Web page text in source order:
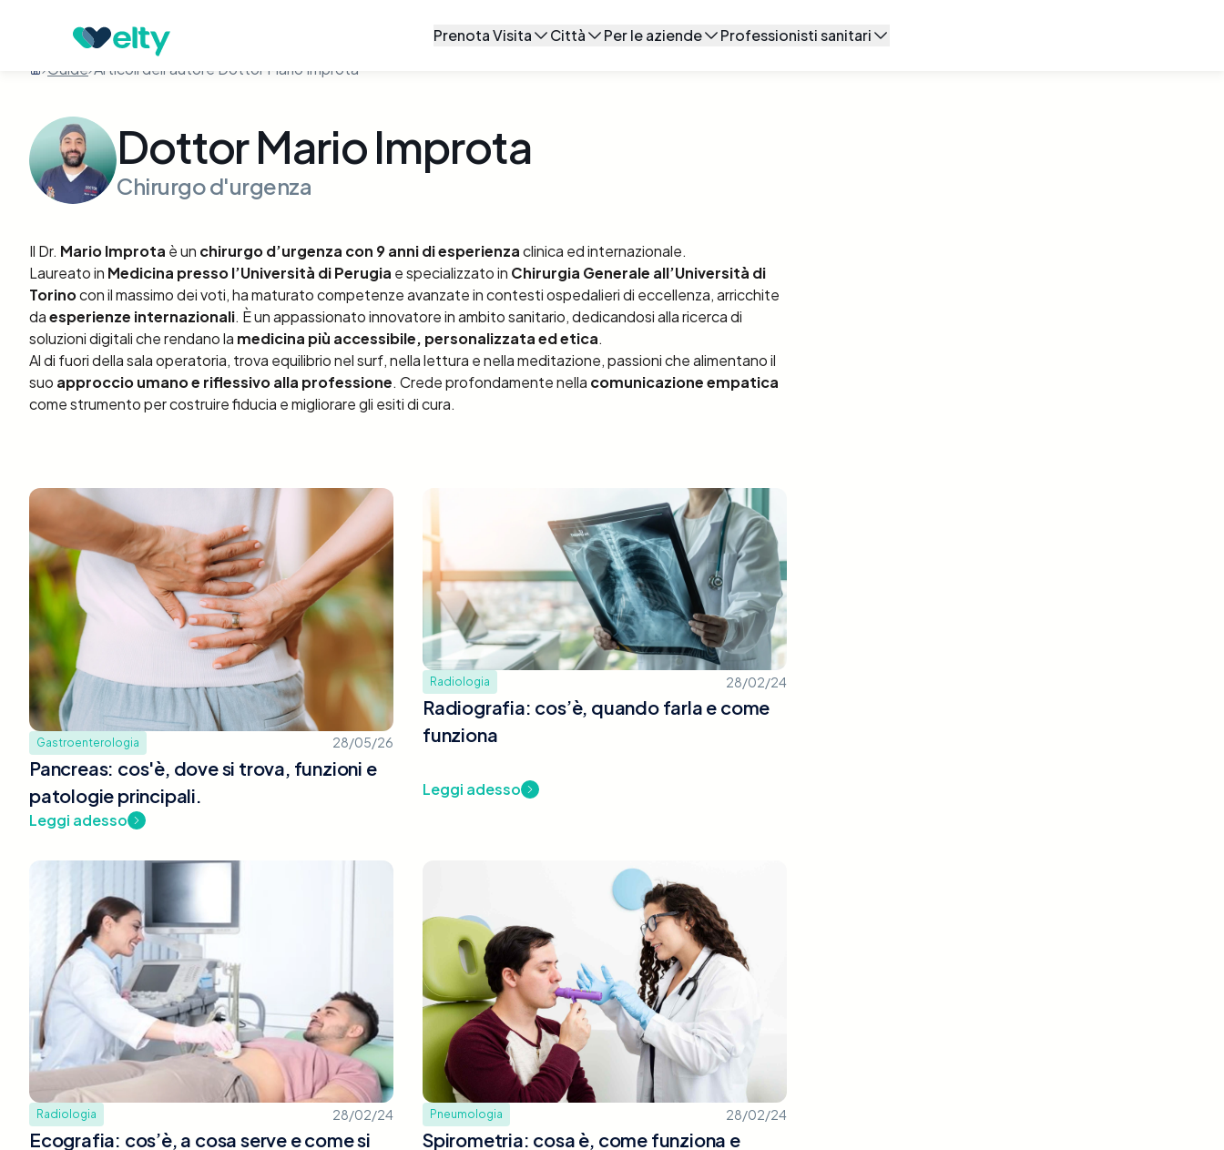
Prenota Visita
Centri Medici
Città
Firenze
Tutte le città
Per le aziende Professionisti sanitari
Guide Articoli dell'autore Dottor Mario Improta
Dottor Mario Improta
Chirurgo d'urgenza
Il Dr. Mario Improta è un chirurgo d’urgenza con 9 anni di esperienzaclinica ed internazionale.
Laureato in Medicina presso l’Università di Perugia e specializzato in Chirurgia Generale all’Università di
Torinocon il massimo dei voti, ha maturato competenze avanzate in contesti ospedalieri di eccellenza, arricchite
daesperienze internazionali. È un appassionato innovatore in ambito sanitario, dedicandosi alla ricerca di
soluzioni digitali che rendano la medicina più accessibile, personalizzata ed etica.
Al di fuori della sala operatoria, trova equilibrio nel surf, nella lettura e nella meditazione, passioni che alimentano il
suo approccio umano e riflessivo alla professione. Crede profondamente nella comunicazione empatica
come strumento per costruire fiducia e migliorare gli esiti di cura.
Gastroenterologia 28/05/26
Pancreas: cos'è, dove si trova, funzioni e
patologie principali.
Leggi adesso
Radiologia 28/02/24
Radiografia: cos’è, quando farla e come
funziona
Leggi adesso
Radiologia 28/02/24
Ecografia: cos’è, a cosa serve e come si
Pneumologia 28/02/24
Spirometria: cosa è, come funziona e